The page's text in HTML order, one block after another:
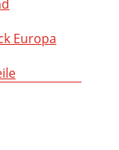
Europa